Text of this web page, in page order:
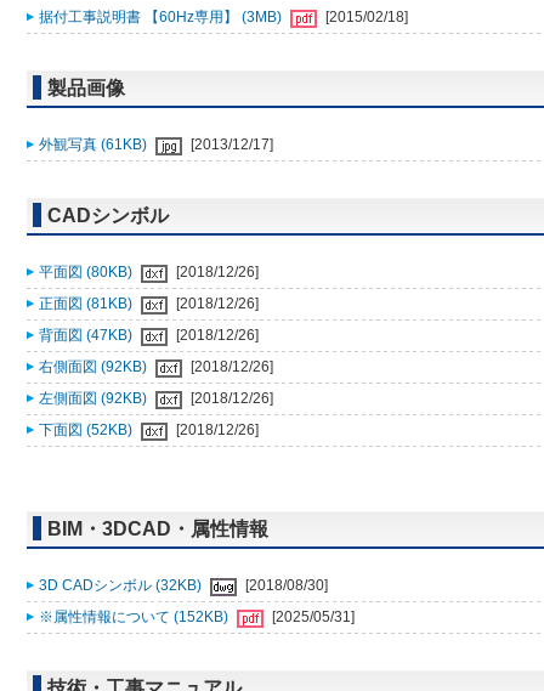
据付工事説明書 【60Hz専用】 (3MB) [2015/02/18]
製品画像
外観写真 (61KB) [2013/12/17]
CADシンボル
平面図 (80KB)
[2018/12/26]
正面図 (81KB)
[2018/12/26]
背面図 (47KB)
[2018/12/26]
右側面図 (92KB)
[2018/12/26]
左側面図 (92KB)
[2018/12/26]
下面図 (52KB)
[2018/12/26]
BIM・3DCAD・属性情報
3D CADシンボル (32KB)
[2018/08/30]
※属性情報について (152KB)
[2025/05/31]